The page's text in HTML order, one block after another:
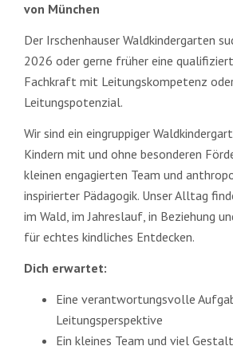
von München
Der Irschenhauser Waldkindergarten
2026 oder gerne früher eine
Fachkraft mit Leitungskompetenz
Leitungspotenzial.
Wir sind ein eingruppiger
Kindern mit und ohne besonderen
kleinen engagierten Team und
inspirierter Pädagogik. Unser Alltag
im Wald, im Jahreslauf, in Beziehung
für echtes kindliches Entdecken.
Dich erwartet:
Eine verantwortungsvolle
Leitungsperspektive
Ein kleines Team und viel